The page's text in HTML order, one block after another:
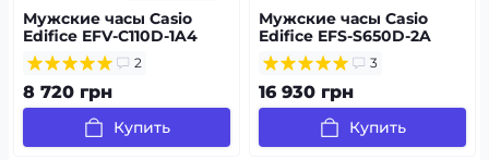
Мужские часы Casio
Edifice EFV-C110D-1A4
2
8 720 грн
Купить
Мужские часы Casio
Edifice EFS-S650D-2A
3
16 930 грн
Купить